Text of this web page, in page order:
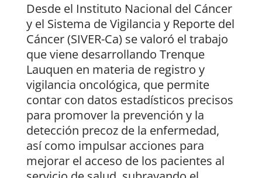
Desde el Instituto Nacional del Cáncer
y el Sistema de Vigilancia y Reporte del
Cáncer (SIVER-Ca) se valoró el trabajo
que viene desarrollando Trenque
Lauquen en materia de registro y
vigilancia oncológica, que permite
contar con datos estadísticos precisos
para promover la prevención y la
detección precoz de la enfermedad,
así como impulsar acciones para
mejorar el acceso de los pacientes al